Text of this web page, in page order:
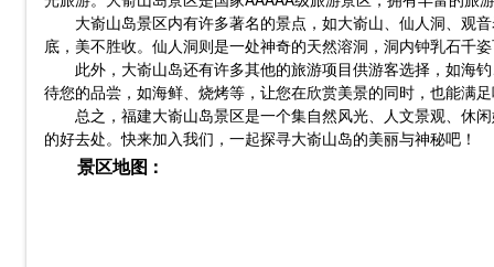
大嵛山岛景区内有许多著名的景点，如大嵛山、仙人洞、观
底，美不胜收。仙人洞则是一处神奇的天然溶洞，洞内钟乳石千
此外，大嵛山岛还有许多其他的旅游项目供游客选择，如海
待您的品尝，如海鲜、烧烤等，让您在欣赏美景的同时，也能满
总之，福建大嵛山岛景区是一个集自然风光、人文景观、休
的好去处。快来加入我们，一起探寻大嵛山岛的美丽与神秘吧！
景区地图：